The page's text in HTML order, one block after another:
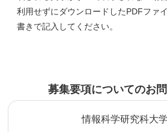
利用せずにダウンロードしたPDFファ
書きで記入してください。
募集要項についてのお
情報科学研究科大